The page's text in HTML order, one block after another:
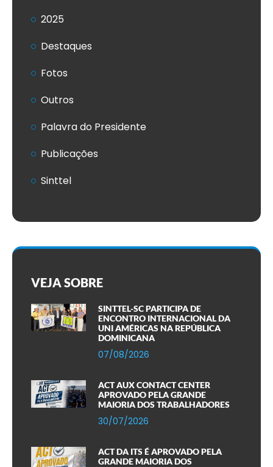
2025
Destaques
Fotos
Outros
Palavra do Presidente
Publicações
Sinttel
VEJA SOBRE
SINTTEL-SC PARTICIPA DE
ENCONTRO INTERNACIONAL DA
UNI AMÉRICAS NA REPÚBLICA
DOMINICANA
07/08/2026
ACT AUX CONTACT CENTER
APROVADO PELA GRANDE
MAIORIA DOS TRABALHADORES
30/07/2026
ACT DA ITS É APROVADO PELA
GRANDE MAIORIA DOS